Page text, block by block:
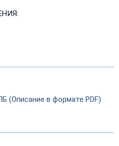
(Описание в формате PDF)